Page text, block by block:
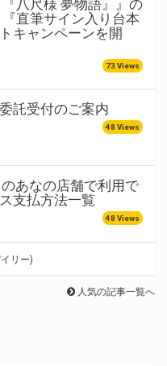
『八尺様 夢物語』』の
直筆サイン入り台本
キャンペーンを開
73 Views
託受付のご案内
48 Views
のあなの店舗で利用で
支払方法一覧
48 Views
リー)
人気の記事一覧へ